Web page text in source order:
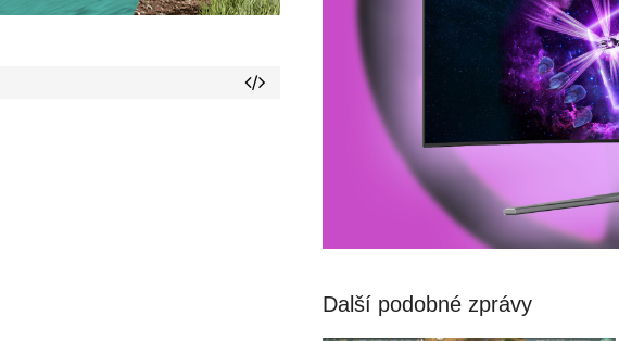
Další podobné zprávy